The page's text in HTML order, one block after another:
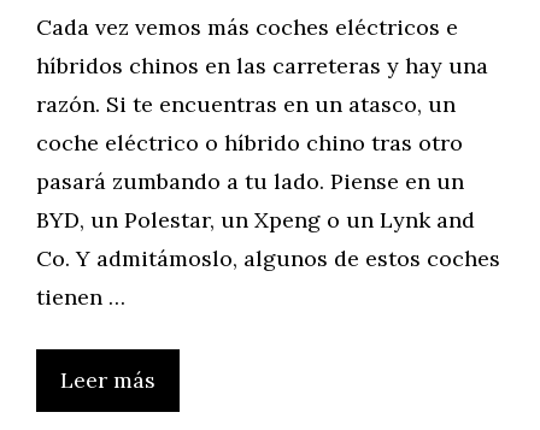
Cada vez vemos más coches eléctricos e
híbridos chinos en las carreteras y hay una
razón. Si te encuentras en un atasco, un
coche eléctrico o híbrido chino tras otro
pasará zumbando a tu lado. Piense en un
BYD, un Polestar, un Xpeng o un Lynk and
Co. Y admitámoslo, algunos de estos coches
tienen …
Leer más